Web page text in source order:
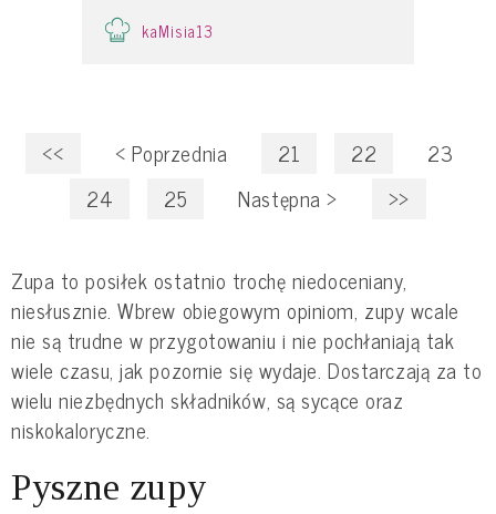
kaMisia13
<< < Poprzednia 21 22
23
24
25 Następna> >>
Zupa to posiłek ostatnio trochę niedoceniany,
niesłusznie. Wbrew obiegowym opiniom, zupy wcale
nie są trudne w przygotowaniu i nie pochłaniają tak
wiele czasu, jak pozornie się wydaje. Dostarczają za to
wielu niezbędnych składników, są sycące oraz
niskokaloryczne.
Pyszne zupy